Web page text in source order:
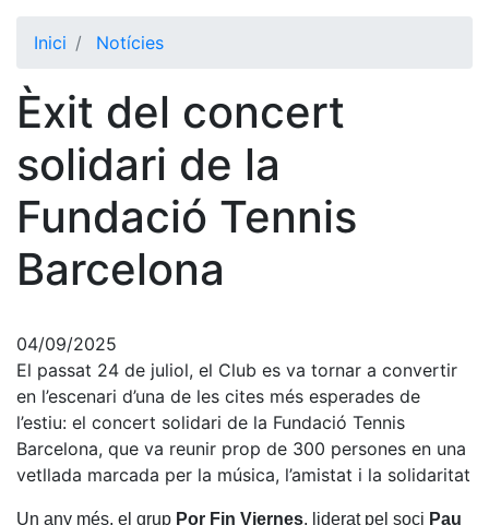
Història
La nostra
història
Cronologia
Presidents
Organització
directiva
Comissions
i comités
Estructura
executiva
Inici Notícies
Èxit del concert
solidari de la
Fundació Tennis
Barcelona
04/09/2025
El passat 24 de juliol, el Club es va tornar a convertir
en l’escenari d’una de les cites més esperades de
l’estiu: el concert solidari de la Fundació Tennis
Barcelona, que va reunir prop de 300 persones en una
vetllada marcada per la música, l’amistat i la solidaritat
Un any més, el grup Por Fin Viernes, liderat pel soci Pau